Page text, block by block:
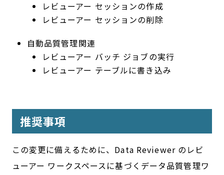
レビューアー セッションの作成
レビューアー セッションの削除
自動品質管理関連
レビューアー バッチ ジョブの実行
レビューアー テーブルに書き込み
推奨事項
この変更に備えるために、Data Reviewer のレビ
ューアー ワークスペースに基づくデータ品質管理ワ